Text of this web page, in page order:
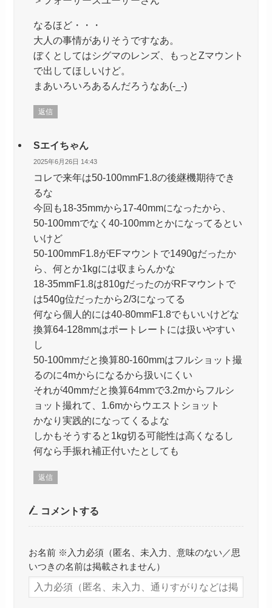
なるほど・・・
大人の事情がありそうですなあ。
ぼくとしてはシグマのレンズ、もっとZマウント
で出してほしいけど。
まあいろいろあるんだろうなあ(-_-)
返信
Sエイちゃん
2025年6月26日 14:43
コレで来年は50-100mmF1.8の後継機期待でき
るな
今回も18-35mmから17-40mmになったから、
50-100mmでなく40-100mmとかになってるとい
いけど
50-100mmF1.8がEFマウントで1490gだったか
ら、何とか1kgには収まらんかな
18-35mmF1.8は810gだったのがRFマウントで
は540g位だったから2/3になってる
何なら個人的には40-80mmF1.8でもいいけどな
換算64-128mmはポートレートには扱いやすい
し
50-100mmだと換算80-160mmはフルショット撮
るのに4mからになるから扱いにくい
それが40mmだと換算64mmで3.2mからフルシ
ョット撮れて、1.6mからウエストショット
かなり実践的になってくるよな
しかもそうすると1kg切る可能性は高くなるし
何なら手振れ補正付いたとしても
返信
コメントする
お名前 ※入力必須（匿名、未入力、意味のない／思
いつきの名前は掲載されません）